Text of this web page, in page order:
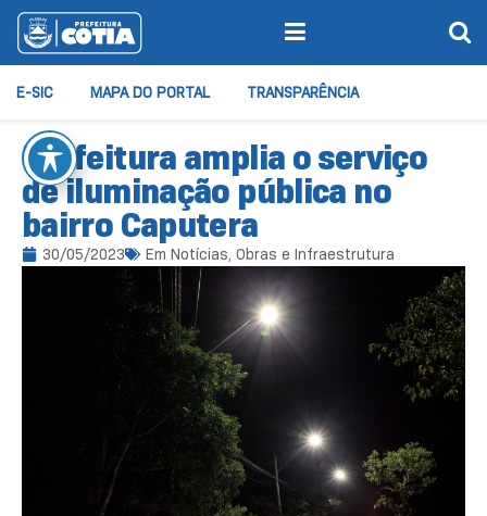
E-SIC MAPA DO PORTAL TRANSPARÊNCIA
Prefeitura amplia o serviço
de iluminação pública no
bairro Caputera
30/05/2023 Em Notícias, Obras e Infraestrutura